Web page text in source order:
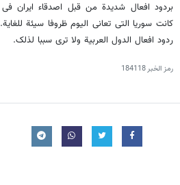
بردود افعال شدیدة من قبل اصدقاء ایران
کانت سوریا التی تعانی الیوم ظروفا سیئة
ردود افعال الدول العربیة ولا ترى سببا لذلک.
رمز الخبر184118